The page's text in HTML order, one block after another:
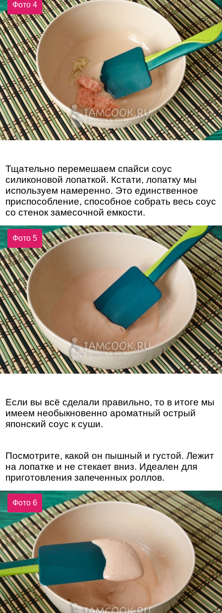
Фото 4
Тщательно перемешаем спайси соус
силиконовой лопаткой. Кстати, лопатку мы
используем намеренно. Это единственное
приспособление, способное собрать весь соус
со стенок замесочной емкости.
Фото 5
Если вы всё сделали правильно, то в итоге мы
имеем необыкновенно ароматный острый
японский соус к суши.
Посмотрите, какой он пышный и густой. Лежит
на лопатке и не стекает вниз. Идеален для
приготовления запеченных роллов.
Фото 6